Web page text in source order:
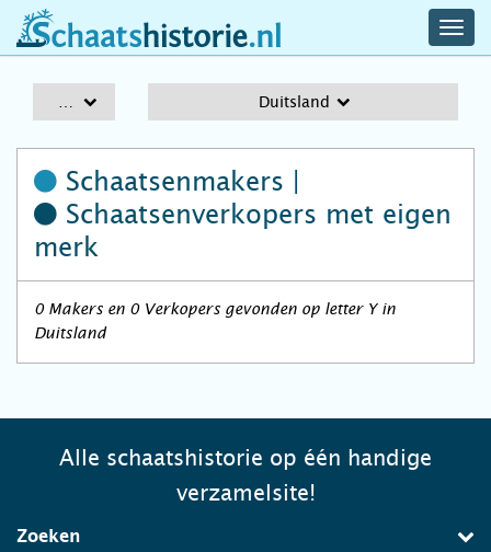
schaatshistorie.nl
Duitsland
Schaatsenmakers |
Schaatsenverkopers met eigen
merk
0 Makers en 0 Verkopers gevonden op letter Y in
Duitsland
Alle schaatshistorie op één handige
verzamelsite!
Zoeken